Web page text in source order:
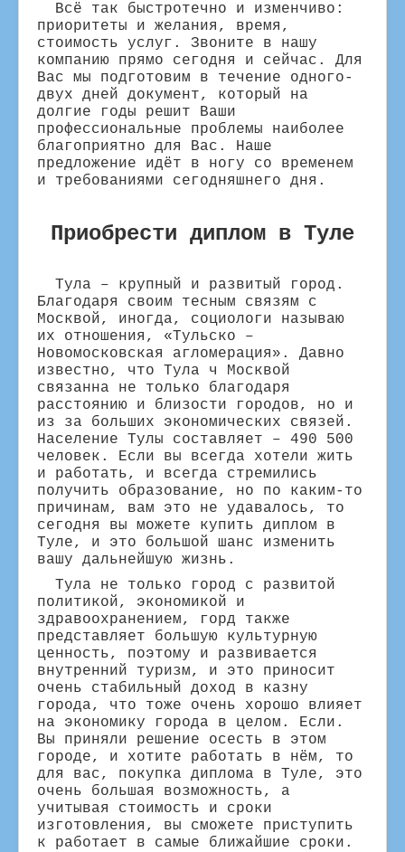
Всё так быстротечно и изменчиво:
приоритеты и желания, время,
стоимость услуг. Звоните в нашу
компанию прямо сегодня и сейчас. Для
Вас мы подготовим в течение одного-
двух дней документ, который на
долгие годы решит Ваши
профессиональные проблемы наиболее
благоприятно для Вас. Наше
предложение идёт в ногу со временем
и требованиями сегодняшнего дня.
Приобрести диплом в Туле
Тула – крупный и развитый город.
Благодаря своим тесным связям с
Москвой, иногда, социологи называю
их отношения, «Тульско –
Новомосковская агломерация». Давно
известно, что Тула ч Москвой
связанна не только благодаря
расстоянию и близости городов, но и
из за больших экономических связей.
Население Тулы составляет – 490 500
человек. Если вы всегда хотели жить
и работать, и всегда стремились
получить образование, но по каким-то
причинам, вам это не удавалось, то
сегодня вы можете купить диплом в
Туле, и это большой шанс изменить
вашу дальнейшую жизнь.
Тула не только город с развитой
политикой, экономикой и
здравоохранением, горд также
представляет большую культурную
ценность, поэтому и развивается
внутренний туризм, и это приносит
очень стабильный доход в казну
города, что тоже очень хорошо влияет
на экономику города в целом. Если.
Вы приняли решение осесть в этом
городе, и хотите работать в нём, то
для вас, покупка диплома в Туле, это
очень большая возможность, а
учитывая стоимость и сроки
изготовления, вы сможете приступить
к работает в самые ближайшие сроки.